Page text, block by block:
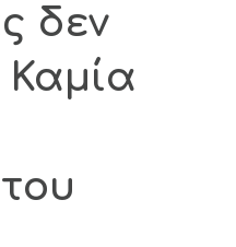
δεν
Καμία